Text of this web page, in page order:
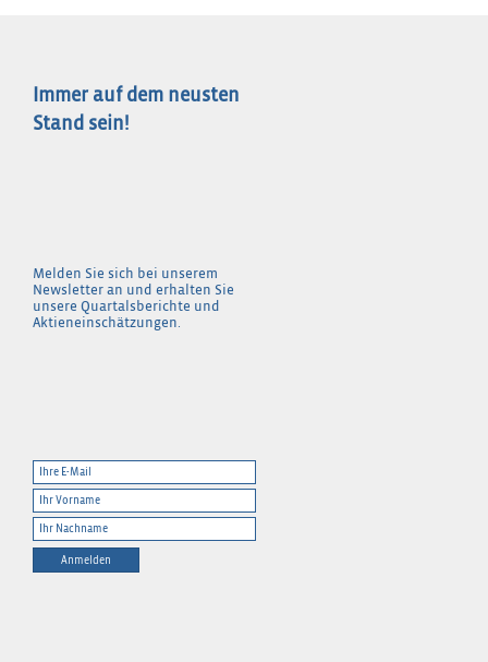
Immer auf dem neusten
Stand sein!
Melden Sie sich bei unserem
Newsletter an und erhalten Sie
unsere Quartalsberichte und
Aktieneinschätzungen.
Anmelden